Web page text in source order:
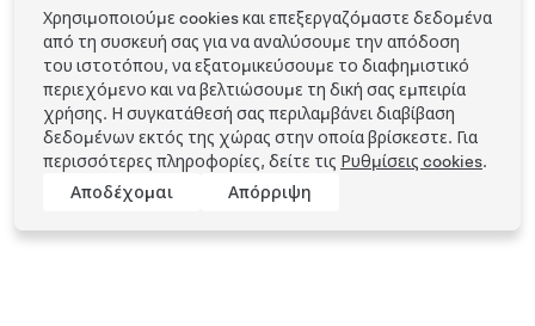
Χρησιμοποιούμε cookies και επεξεργαζόμαστε δεδομένα
από τη συσκευή σας για να αναλύσουμε την απόδοση
του ιστοτόπου, να εξατομικεύσουμε το διαφημιστικό
περιεχόμενο και να βελτιώσουμε τη δική σας εμπειρία
χρήσης. Η συγκατάθεσή σας περιλαμβάνει διαβίβαση
δεδομένων εκτός της χώρας στην οποία βρίσκεστε. Για
περισσότερες πληροφορίες, δείτε τις Ρυθμίσεις cookies.
Αποδέχομαι
Απόρριψη